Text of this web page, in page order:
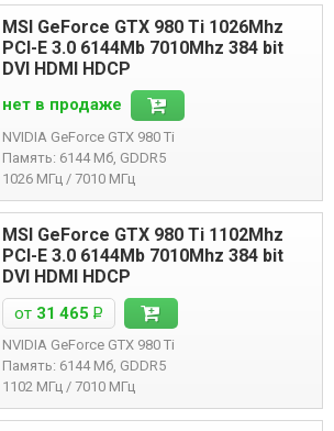
MSI GeForce GTX 980 Ti 1026Mhz
PCI-E 3.0 6144Mb 7010Mhz 384 bit
DVI HDMI HDCP
нет в продаже
NVIDIA GeForce GTX 980 Ti
Память: 6144 Мб, GDDR5
1026 МГц / 7010 МГц
MSI GeForce GTX 980 Ti 1102Mhz
PCI-E 3.0 6144Mb 7010Mhz 384 bit
DVI HDMI HDCP
от 31 465 Р
NVIDIA GeForce GTX 980 Ti
Память: 6144 Мб, GDDR5
1102 МГц / 7010 МГц